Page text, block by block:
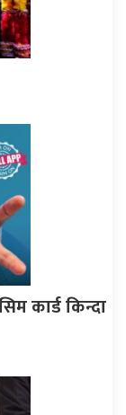
कार्ड किन्दा